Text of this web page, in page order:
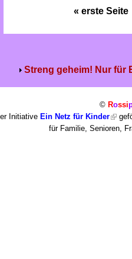
« erste Seite
Streng geheim! Nur für
© Rossi
Initiative Ein Netz für Kinder
für Familie, Senioren,